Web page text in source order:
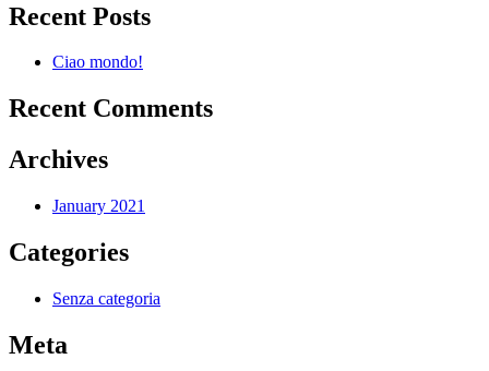
Recent Posts
Ciao mondo!
Recent Comments
Archives
January 2021
Categories
Senza categoria
Meta